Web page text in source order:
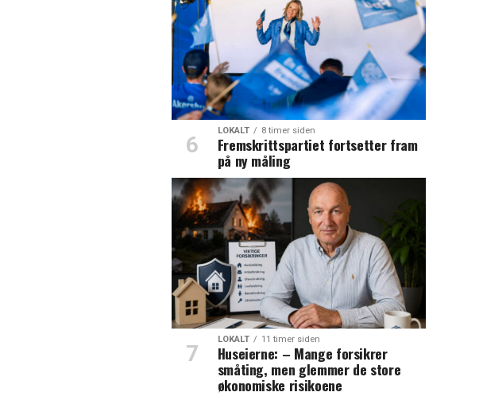
LOKALT 8 timer siden
Fremskrittspartiet fortsetter fram
på ny måling
LOKALT 11 timer siden
Huseierne: – Mange forsikrer
småting, men glemmer de store
økonomiske risikoene